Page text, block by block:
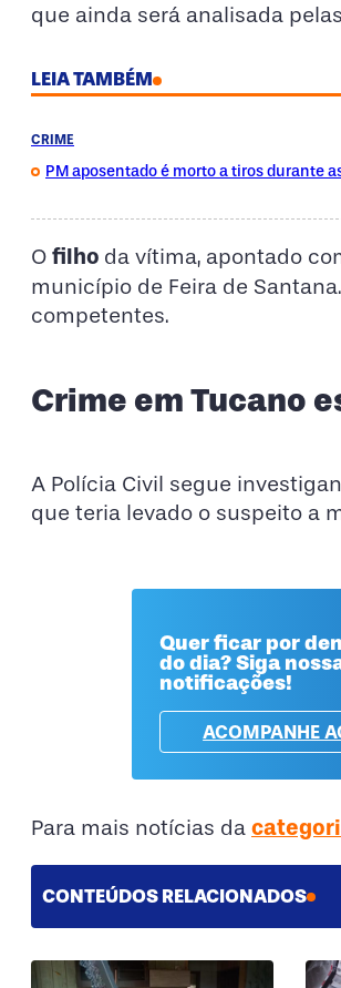
que ainda será analisada
LEIA TAMBÉM
CRIME
PM aposentado é morto a tiros durante
O filho da vítima, apontado
município de Feira de
competentes.
Crime em Tucano
A Polícia Civil segue
que teria levado o suspeito a
Quer ficar por
do dia? Siga
notificações!
ACOMPANHE
Para mais notícias da
CONTEÚDOS RELACIONADOS